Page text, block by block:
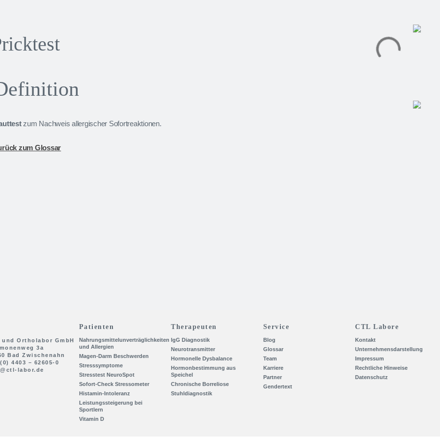
zum Nachweis allergischer Sofortreaktionen.
zum Glossar
und Ortholabor GmbH
3a
Bad Zwischenahn
4403 – 62605-0
labor.de
Patienten
Nahrungsmittelunverträglichkeiten
und Allergien
Magen-Darm Beschwerden
Stresssymptome
Stresstest NeuroSpot
Sofort-Check Stressometer
Histamin-Intoleranz
Leistungssteigerung bei
Sportlern
Vitamin D
Therapeuten
IgG Diagnostik
Neurotransmitter
Hormonelle Dysbalance
Hormonbestimmung aus
Speichel
Chronische Borreliose
Stuhldiagnostik
Service
Blog
Glossar
Team
Karriere
Partner
CTL Labore
Kontakt
Unternehmensdarstellung
Impressum
Rechtliche Hinweise
Datenschutz
Gendertext